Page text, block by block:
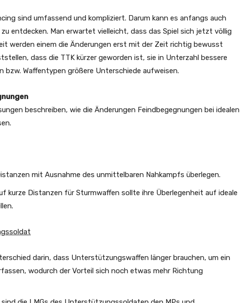
sind umfassend und kompliziert. Darum kann es anfangs auch
entdecken. Man erwartet vielleicht, dass das Spiel sich jetzt völlig
werden einem die Änderungen erst mit der Zeit richtig bewusst
dass die TTK kürzer geworden ist, sie in Unterzahl bessere
bzw. Waffentypen größere Unterschiede aufweisen.
beschreiben, wie die Änderungen Feindbegegnungen bei idealen
mit Ausnahme des unmittelbaren Nahkampfs überlegen.
kurze Distanzen für Sturmwaffen sollte ihre Überlegenheit auf ideale
darin, dass Unterstützungswaffen länger brauchen, um ein
wodurch der Vorteil sich noch etwas mehr Richtung